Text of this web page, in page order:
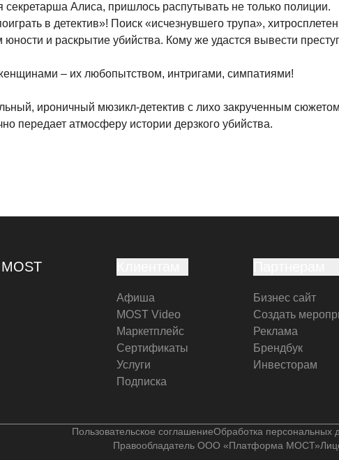
Алиса, пришлось распутывать не только полиции.
в детектив»! Поиск «исчезнувшего трупа»,
юности и раскрытие убийства. Кому же удастся вывести
– их любопытством, интригами, симпатиями!
ироничный мюзикл-детектив с лихо закрученным
передает атмосферу истории дерзкого убийства.
Афиша
MOST Video
Маркетплейс
Сертификаты
Услуги
Подписка
Бизнес сайт
Создать
Реклама
Брендбук
Инвесторам
Пользовательское соглашениеОбработка персональных
Правообладатель ООО «Платформа МОСТ»